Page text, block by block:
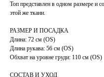
Топ представлен в одном размере и
этой же ткани.
РАЗМЕР И ПОСАДКА
Длина: 72 см (OS)
Длина рукава: 56 см (OS)
Обхват на уровне груди: 110 см (OS)
СОСТАВ И УХОД